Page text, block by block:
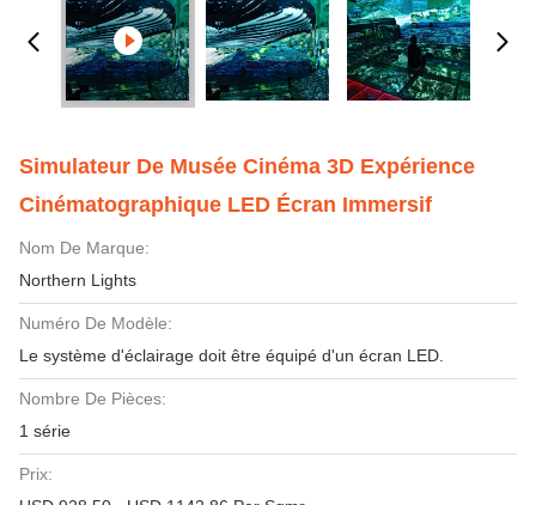
Simulateur De Musée Cinéma 3D Expérience
Cinématographique LED Écran Immersif
Nom De Marque:
Northern Lights
Numéro De Modèle:
Le système d'éclairage doit être équipé d'un écran LED.
Nombre De Pièces:
1 série
Prix: